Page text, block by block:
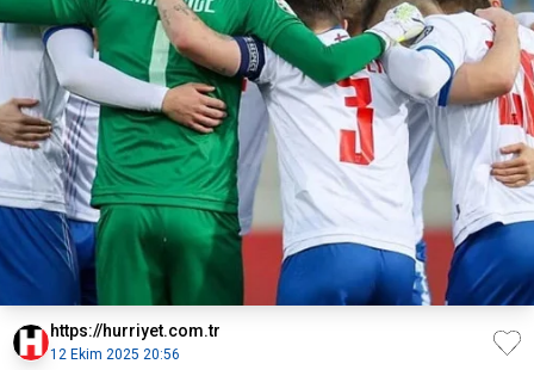
https://hurriyet.com.tr
12 Ekim 2025 20:56